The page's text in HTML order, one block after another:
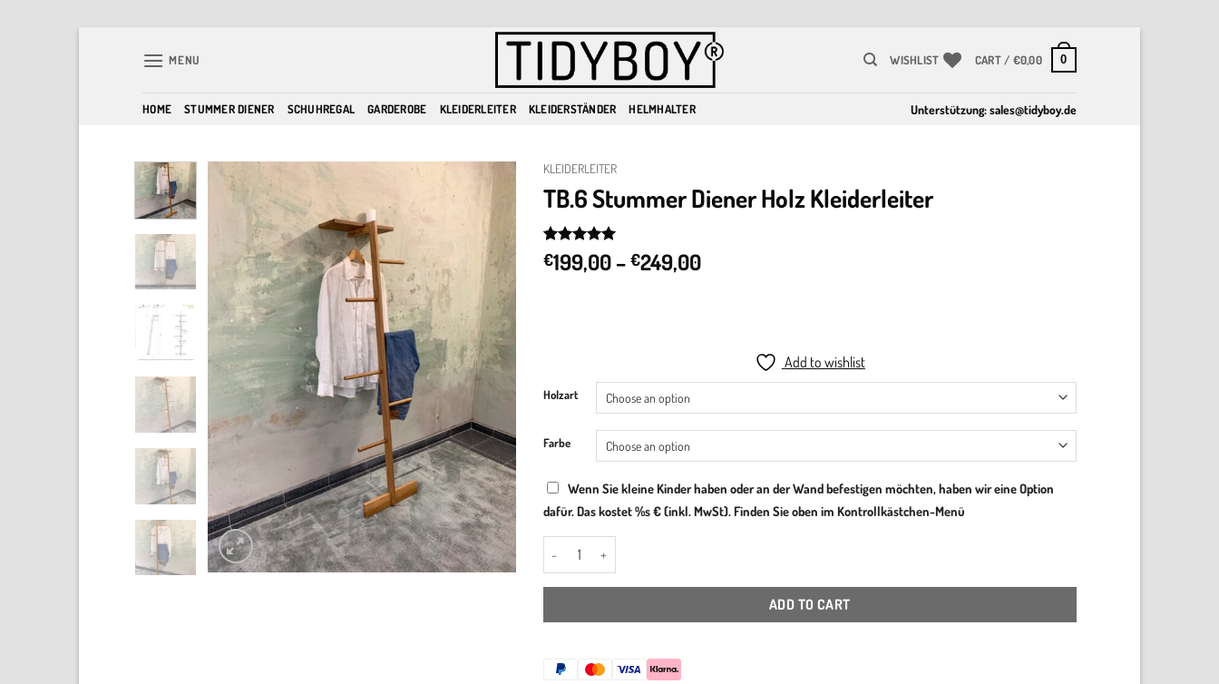
MENU WISHLIST CART / €0,00 0
HOME STUMMER DIENER SCHUHREGAL GARDEROBE KLEIDERLEITER KLEIDERSTÄNDER HELMHALTER Unterstützung:sales@tidyboy.de
KLEIDERLEITER
TB.6 Stummer Diener Holz Kleiderleiter
Rated 5
out of 5
3
€199,00– €249,00Price
€249,00 Add to wishlist
Holzart
Farbe
Wenn Sie kleine Kinder haben oder an der Wand befestigen möchten, haben wir eine Option
dafür. Das kostet %s € (inkl. MwSt). Finden Sie oben im Kontrollkästchen-Menü
TB.6 Stummer Diener Holz Kleiderleiter quantity
ADD TO CART